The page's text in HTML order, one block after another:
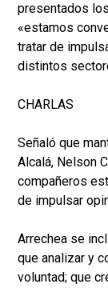
presentados
«estamos
tratar de
distintos
CHARLAS
Señaló que
Alcalá, Nelson
compañeros
de impulsar
Arrechea se
que analizar y
voluntad; que